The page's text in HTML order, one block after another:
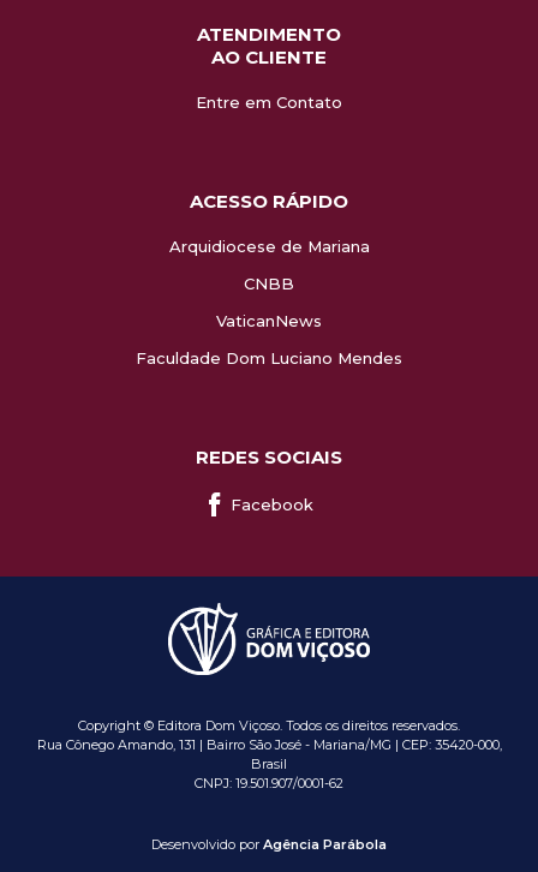
ATENDIMENTO
AO CLIENTE
Entre em Contato
ACESSO RÁPIDO
Arquidiocese de Mariana
CNBB
VaticanNews
Faculdade Dom Luciano Mendes
REDES SOCIAIS
Facebook
Copyright © Editora Dom Viçoso. Todos os direitos reservados.
Rua Cônego Amando, 131 | Bairro São José - Mariana/MG | CEP: 35420-000,
Brasil
CNPJ: 19.501.907/0001-62
Desenvolvido por Agência Parábola